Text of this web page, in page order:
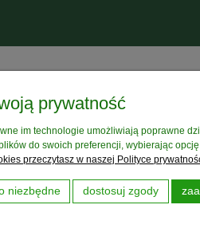
Twoje
Ustawienia
prywatność
im technologie umożliwiają poprawne
do swoich preferencji, wybierając
przeczytasz w naszej Polityce
niezbędne dostosuj zgody